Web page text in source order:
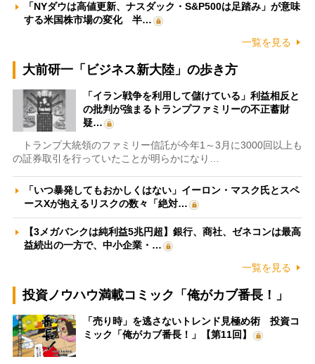
「NYダウは高値更新、ナスダック・S&P500は足踏み」が意味
する米国株市場の変化 半…
一覧を見る
大前研一「ビジネス新大陸」の歩き方
「イラン戦争を利用して儲けている」利益相反と
の批判が強まるトランプファミリーの不正蓄財
疑…
トランプ大統領のファミリー信託が今年1～3月に3000回以上も
の証券取引を行っていたことが明らかになり…
「いつ暴発してもおかしくはない」イーロン・マスク氏とスペ
ースXが抱えるリスクの数々「絶対…
【3メガバンクは純利益5兆円超】銀行、商社、ゼネコンは最高
益続出の一方で、中小企業・…
一覧を見る
投資ノウハウ満載コミック「俺がカブ番長！」
「売り時」を逃さないトレンド見極め術 投資コ
ミック「俺がカブ番長！」【第11回】